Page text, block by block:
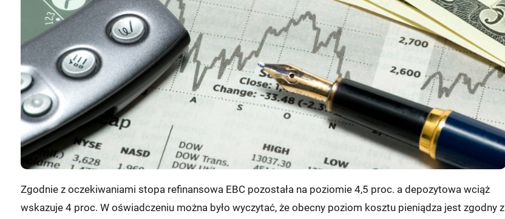
Zgodnie z oczekiwaniami stopa refinansowa EBC pozostała na poziomie 4,5 proc. a depozytowa wciąż
wskazuje 4 proc. W oświadczeniu można było wyczytać, że obecny poziom kosztu pieniądza jest zgodny z